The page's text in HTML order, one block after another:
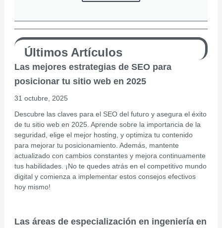
Últimos Artículos
Las mejores estrategias de SEO para
posicionar tu sitio web en 2025
31 octubre, 2025
Descubre las claves para el SEO del futuro y asegura el éxito
de tu sitio web en 2025. Aprende sobre la importancia de la
seguridad, elige el mejor hosting, y optimiza tu contenido
para mejorar tu posicionamiento. Además, mantente
actualizado con cambios constantes y mejora continuamente
tus habilidades. ¡No te quedes atrás en el competitivo mundo
digital y comienza a implementar estos consejos efectivos
hoy mismo!
Las áreas de especialización en ingeniería en